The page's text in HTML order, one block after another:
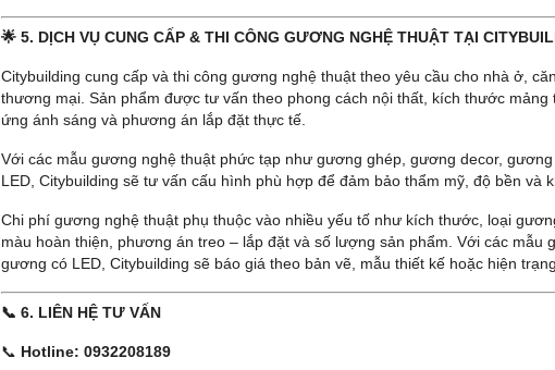
🌟 5. DỊCH VỤ CUNG CẤP & THI CÔNG GƯƠNG NGHỆ THUẬT TẠI
Citybuilding cung cấp và thi công gương nghệ thuật theo yêu cầu cho nhà ở,
thương mại. Sản phẩm được tư vấn theo phong cách nội thất, kích thước
ứng ánh sáng và phương án lắp đặt thực tế.
Với các mẫu gương nghệ thuật phức tạp như gương ghép, gương decor,
LED, Citybuilding sẽ tư vấn cấu hình phù hợp để đảm bảo thẩm mỹ, độ bền và
Chi phí gương nghệ thuật phụ thuộc vào nhiều yếu tố như kích thước, loại
màu hoàn thiện, phương án treo – lắp đặt và số lượng sản phẩm. Với các
gương có LED, Citybuilding sẽ báo giá theo bản vẽ, mẫu thiết kế hoặc hiện
📞 6. LIÊN HỆ TƯ VẤN
📞 Hotline: 0932208189